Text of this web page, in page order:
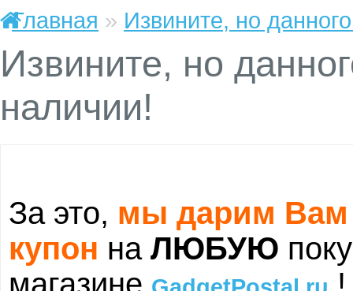
Главная » Извините, но
Извините, но
наличии!
За это, мы дарим Вам
купон на ЛЮБУЮ
магазине
!